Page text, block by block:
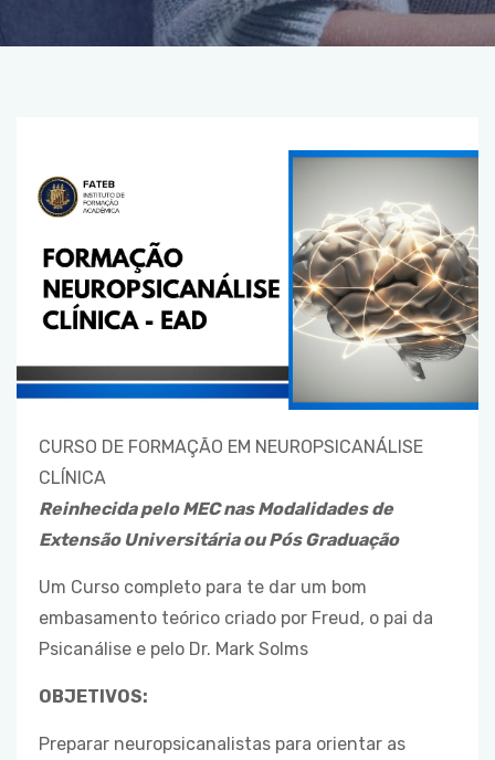
CURSO DE FORMAÇÃO EM NEUROPSICANÁLISE
CLÍNICA
Reinhecida pelo MEC nas Modalidades de
Extensão Universitária ou Pós Graduação
Um Curso completo para te dar um bom
embasamento teórico criado por Freud, o pai da
Psicanálise e pelo Dr. Mark Solms
OBJETIVOS:
Preparar neuropsicanalistas para orientar as